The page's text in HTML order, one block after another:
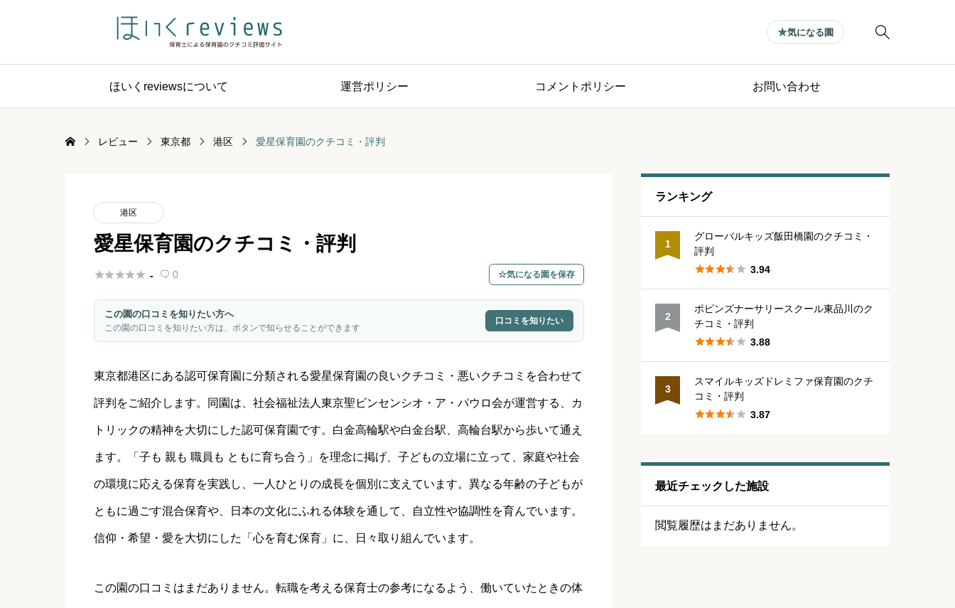

気になる園
ほいくreviewsについて 運営ポリシー コメントポリシー お問い合わせ
レビュー 東京都 港区 愛星保育園のクチコミ・評判
港区
愛星保育園のクチコミ・評判
 -  0 気になる園を保存
この園の口コミを知りたい方へ
この園の口コミを知りたい方は、ボタンで知らせることができます
口コミを知りたい
東京都港区にある認可保育園に分類される愛星保育園の良いクチコミ・悪いクチコミを合わせて
評判をご紹介します。 同園は、社会福祉法人東京聖ビンセンシオ・ア・パウロ会が運営する、カ
トリックの精神を大切にした認可保育園です。白金高輪駅や白金台駅、高輪台駅から歩いて通え
ます。「子も 親も 職員も ともに育ち合う」を理念に掲げ、子どもの立場に立って、家庭や社会
の環境に応える保育を実践し、一人ひとりの成長を個別に支えています。異なる年齢の子どもが
ともに過ごす混合保育や、日本の文化にふれる体験を通して、自立性や協調性を育んでいます。
信仰・希望・愛を大切にした「心を育む保育」に、日々取り組んでいます。
この園の口コミはまだありません。転職を考える保育士の参考になるよう、働いていたときの体
ランキング
1
グローバルキッズ飯田橋園のクチコミ・
評判
 3.94
2
ポピンズナーサリースクール東品川のク
チコミ・評判
 3.88
3
スマイルキッズドレミファ保育園のクチ
コミ・評判
 3.87
最近チェックした施設
閲覧履歴はまだありません。